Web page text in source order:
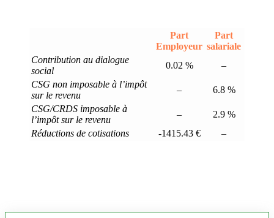
Part
Employeur
Part
salariale
Contribution au dialogue
social
0.02 %
–
CSG non imposable à l’impôt
sur le revenu
–
6.8 %
CSG/CRDS imposable à
l’impôt sur le revenu
–
2.9 %
Réductions de cotisations
-1415.43 € –